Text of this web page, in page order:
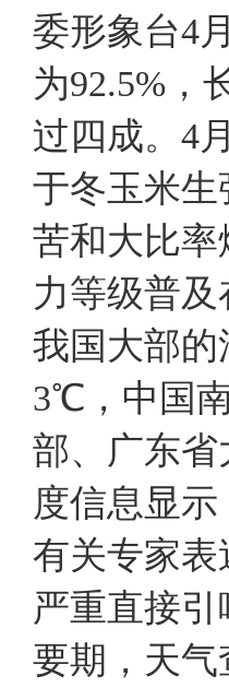
委形象台4
为92.5%，
过四成。4
于冬玉米生
苦和大比
力等级普
我国大部
3℃，中国
部、广东
度信息显
有关专家
严重直接
要期，天